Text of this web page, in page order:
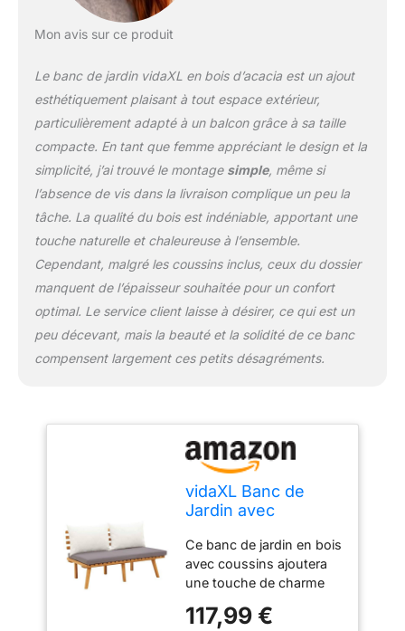
Mon avis sur ce produit
Le banc de jardin vidaXL en bois d’acacia est un ajout
esthétiquement plaisant à tout espace extérieur,
particulièrement adapté à un balcon grâce à sa taille
compacte. En tant que femme appréciant le design et la
simplicité, j’ai trouvé le montage simple, même si
l’absence de vis dans la livraison complique un peu la
tâche. La qualité du bois est indéniable, apportant une
touche naturelle et chaleureuse à l’ensemble.
Cependant, malgré les coussins inclus, ceux du dossier
manquent de l’épaisseur souhaitée pour un confort
optimal. Le service client laisse à désirer, ce qui est un
peu décevant, mais la beauté et la solidité de ce banc
compensent largement ces petits désagréments.
vidaXL Banc de
Jardin avec
Bois Solide d'acacia
Ce banc de jardin en bois
avec coussins ajoutera
une touche de charme
à tout autre espace de
117,99 €